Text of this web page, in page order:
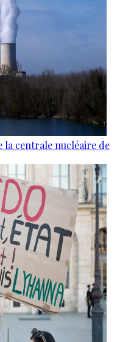
la centrale nucléaire de